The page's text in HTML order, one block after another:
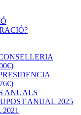
ANUALS
ANUAL 2025